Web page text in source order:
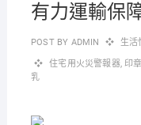
有力運輸保
POST BY ADMIN 生活
住宅用火災警報器, 印章
乳